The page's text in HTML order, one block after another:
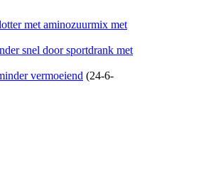
met aminozuurmix met
snel door sportdrank met
vermoeiend (24-6-